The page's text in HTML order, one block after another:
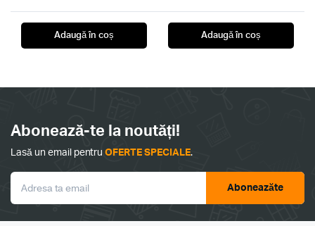
Adaugă în coș Adaugă în coș
Abonează-te la noutăți!
Lasă un email pentruOFERTE SPECIALE.
Aboneazăte